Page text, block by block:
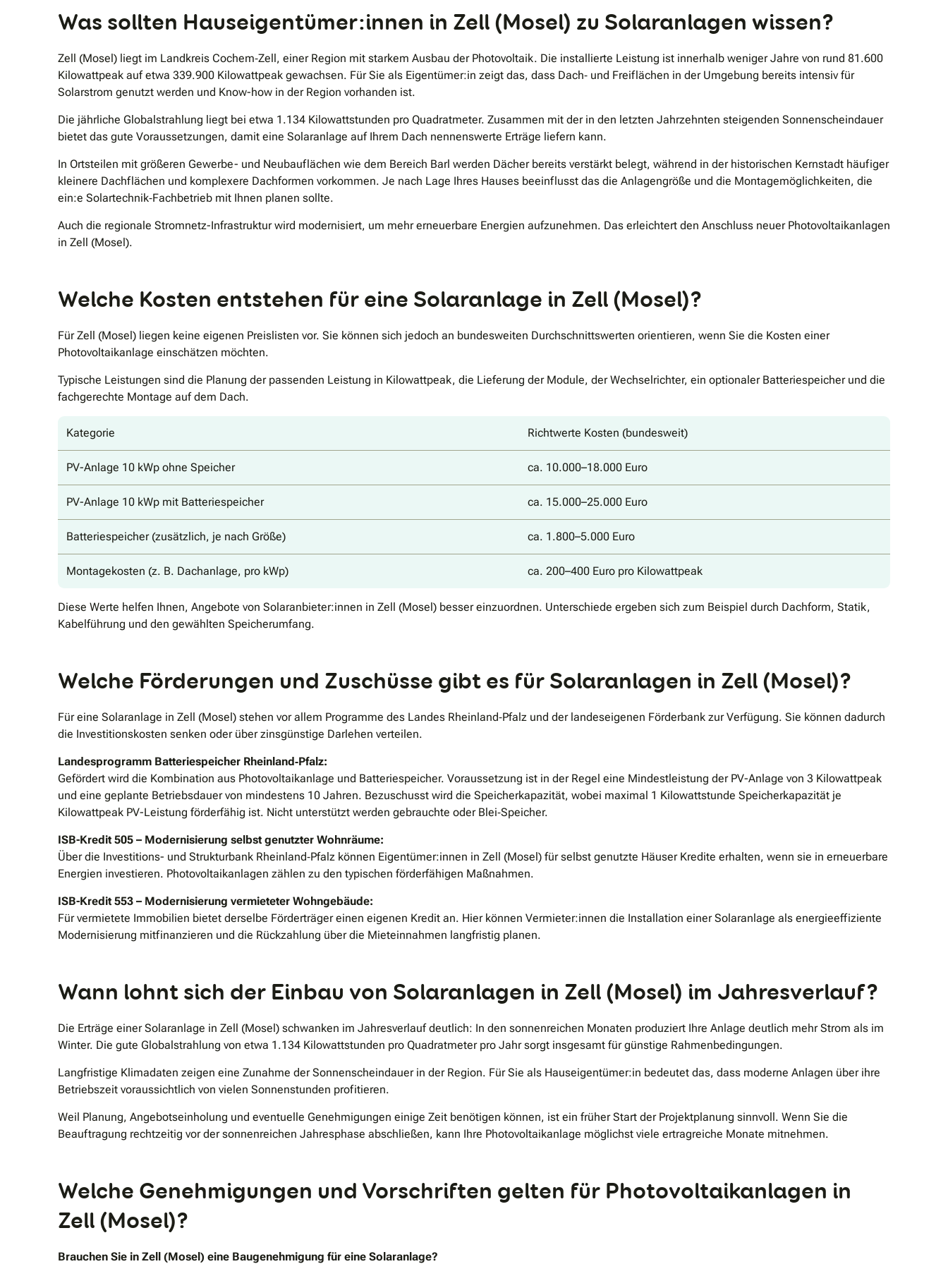
Was sollten Hauseigentümer:innen in Zell (Mosel) zu Solaranlagen wissen?
Zell (Mosel) liegt im Landkreis Cochem‑Zell, einer Region mit starkem Ausbau der Photovoltaik. Die installierte Leistung ist innerhalb weniger Jahre von rund 81.600
Kilowattpeak auf etwa 339.900 Kilowattpeak gewachsen. Für Sie als Eigentümer:in zeigt das, dass Dach‑ und Freiflächen in der Umgebung bereits intensiv für
Solarstrom genutzt werden und Know-how in der Region vorhanden ist.
Die jährliche Globalstrahlung liegt bei etwa 1.134 Kilowattstunden pro Quadratmeter. Zusammen mit der in den letzten Jahrzehnten steigenden Sonnenscheindauer
bietet das gute Voraussetzungen, damit eine Solaranlage auf Ihrem Dach nennenswerte Erträge liefern kann.
In Ortsteilen mit größeren Gewerbe- und Neubauflächen wie dem Bereich Barl werden Dächer bereits verstärkt belegt, während in der historischen Kernstadt häufiger
kleinere Dachflächen und komplexere Dachformen vorkommen. Je nach Lage Ihres Hauses beeinflusst das die Anlagengröße und die Montagemöglichkeiten, die
ein:e Solartechnik‑Fachbetrieb mit Ihnen planen sollte.
Auch die regionale Stromnetz-Infrastruktur wird modernisiert, um mehr erneuerbare Energien aufzunehmen. Das erleichtert den Anschluss neuer Photovoltaikanlagen
in Zell (Mosel).
Welche Kosten entstehen für eine Solaranlage in Zell (Mosel)?
Für Zell (Mosel) liegen keine eigenen Preislisten vor. Sie können sich jedoch an bundesweiten Durchschnittswerten orientieren, wenn Sie die Kosten einer
Photovoltaikanlage einschätzen möchten.
Typische Leistungen sind die Planung der passenden Leistung in Kilowattpeak, die Lieferung der Module, der Wechselrichter, ein optionaler Batteriespeicher und die
fachgerechte Montage auf dem Dach.
Kategorie Richtwerte Kosten (bundesweit)
PV-Anlage 10 kWp ohne Speicher ca. 10.000–18.000 Euro
PV-Anlage 10 kWp mit Batteriespeicher ca. 15.000–25.000 Euro
Batteriespeicher (zusätzlich, je nach Größe) ca. 1.800–5.000 Euro
Montagekosten (z. B. Dachanlage, pro kWp) ca. 200–400 Euro pro Kilowattpeak
Diese Werte helfen Ihnen, Angebote von Solaranbieter:innen in Zell (Mosel) besser einzuordnen. Unterschiede ergeben sich zum Beispiel durch Dachform, Statik,
Kabelführung und den gewählten Speicherumfang.
Welche Förderungen und Zuschüsse gibt es für Solaranlagen in Zell (Mosel)?
Für eine Solaranlage in Zell (Mosel) stehen vor allem Programme des Landes Rheinland‑Pfalz und der landeseigenen Förderbank zur Verfügung. Sie können dadurch
die Investitionskosten senken oder über zinsgünstige Darlehen verteilen.
Landesprogramm Batteriespeicher Rheinland‑Pfalz:
Gefördert wird die Kombination aus Photovoltaikanlage und Batteriespeicher. Voraussetzung ist in der Regel eine Mindestleistung der PV-Anlage von 3 Kilowattpeak
und eine geplante Betriebsdauer von mindestens 10 Jahren. Bezuschusst wird die Speicherkapazität, wobei maximal 1 Kilowattstunde Speicherkapazität je
Kilowattpeak PV-Leistung förderfähig ist. Nicht unterstützt werden gebrauchte oder Blei‑Speicher.
ISB-Kredit 505 – Modernisierung selbst genutzter Wohnräume:
Über die Investitions- und Strukturbank Rheinland‑Pfalz können Eigentümer:innen in Zell (Mosel) für selbst genutzte Häuser Kredite erhalten, wenn sie in erneuerbare
Energien investieren. Photovoltaikanlagen zählen zu den typischen förderfähigen Maßnahmen.
ISB-Kredit 553 – Modernisierung vermieteter Wohngebäude:
Für vermietete Immobilien bietet derselbe Förderträger einen eigenen Kredit an. Hier können Vermieter:innen die Installation einer Solaranlage als energieeffiziente
Modernisierung mitfinanzieren und die Rückzahlung über die Mieteinnahmen langfristig planen.
Wann lohnt sich der Einbau von Solaranlagen in Zell (Mosel) im Jahresverlauf?
Die Erträge einer Solaranlage in Zell (Mosel) schwanken im Jahresverlauf deutlich: In den sonnenreichen Monaten produziert Ihre Anlage deutlich mehr Strom als im
Winter. Die gute Globalstrahlung von etwa 1.134 Kilowattstunden pro Quadratmeter pro Jahr sorgt insgesamt für günstige Rahmenbedingungen.
Langfristige Klimadaten zeigen eine Zunahme der Sonnenscheindauer in der Region. Für Sie als Hauseigentümer:in bedeutet das, dass moderne Anlagen über ihre
Betriebszeit voraussichtlich von vielen Sonnenstunden profitieren.
Weil Planung, Angebotseinholung und eventuelle Genehmigungen einige Zeit benötigen können, ist ein früher Start der Projektplanung sinnvoll. Wenn Sie die
Beauftragung rechtzeitig vor der sonnenreichen Jahresphase abschließen, kann Ihre Photovoltaikanlage möglichst viele ertragreiche Monate mitnehmen.
Welche Genehmigungen und Vorschriften gelten für Photovoltaikanlagen in
Zell (Mosel)?
Brauchen Sie in Zell (Mosel) eine Baugenehmigung für eine Solaranlage?